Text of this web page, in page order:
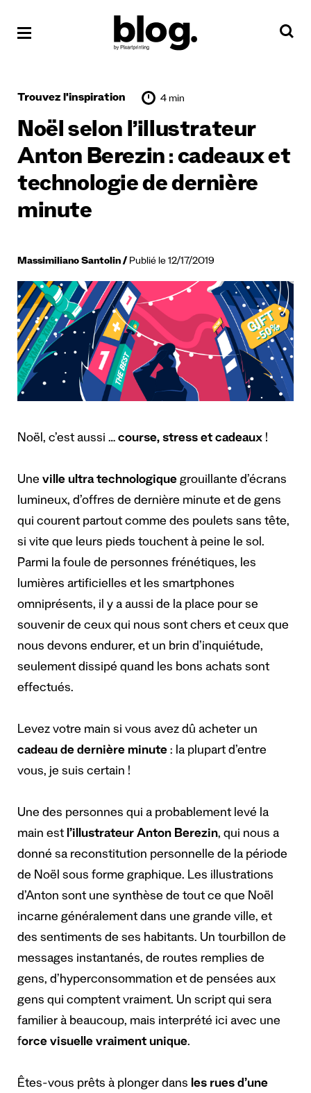
Trouvez l'inspiration 4 min
Noël selon l’illustrateur
Anton Berezin : cadeaux et
technologie de dernière
minute
Massimiliano Santolin Publié le 12/17/2019
Noël, c’est aussi … course, stress et cadeaux !
Une ville ultra technologique grouillante d’écrans
lumineux, d’offres de dernière minute et de gens
qui courent partout comme des poulets sans tête,
si vite que leurs pieds touchent à peine le sol.
Parmi la foule de personnes frénétiques, les
lumières artificielles et les smartphones
omniprésents, il y a aussi de la place pour se
souvenir de ceux qui nous sont chers et ceux que
nous devons endurer, et un brin d’inquiétude,
seulement dissipé quand les bons achats sont
effectués.
Levez votre main si vous avez dû acheter un
cadeau de dernière minute : la plupart d’entre
vous, je suis certain !
Une des personnes qui a probablement levé la
main est l’illustrateur Anton Berezin, qui nous a
donné sa reconstitution personnelle de la période
de Noël sous forme graphique. Les illustrations
d’Anton sont une synthèse de tout ce que Noël
incarne généralement dans une grande ville, et
des sentiments de ses habitants. Un tourbillon de
messages instantanés, de routes remplies de
gens, d’hyperconsommation et de pensées aux
gens qui comptent vraiment. Un script qui sera
familier à beaucoup, mais interprété ici avec une
force visuelle vraiment unique.
Êtes-vous prêts à plonger dans les rues d’une